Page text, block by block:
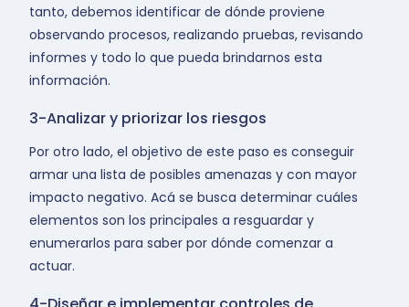
tanto, debemos identificar de dónde proviene
observando procesos, realizando pruebas, revisando
informes y todo lo que pueda brindarnos esta
información.
3-Analizar y priorizar los riesgos
Por otro lado, el objetivo de este paso es conseguir
armar una lista de posibles amenazas y con mayor
impacto negativo. Acá se busca determinar cuáles
elementos son los principales a resguardar y
enumerarlos para saber por dónde comenzar a
actuar.